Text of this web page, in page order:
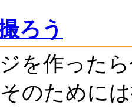
ろう
を作った
のために